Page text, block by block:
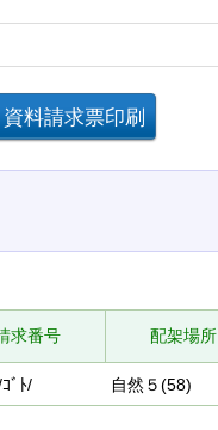
求番号 配架場所
ﾞﾄ/ 自然５(58)